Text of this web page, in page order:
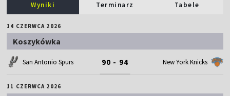
Wyniki Terminarz Tabele
14 CZERWCA 2026
Koszykówka
San Antonio Spurs 90 - 94 New York Knicks
11 CZERWCA 2026